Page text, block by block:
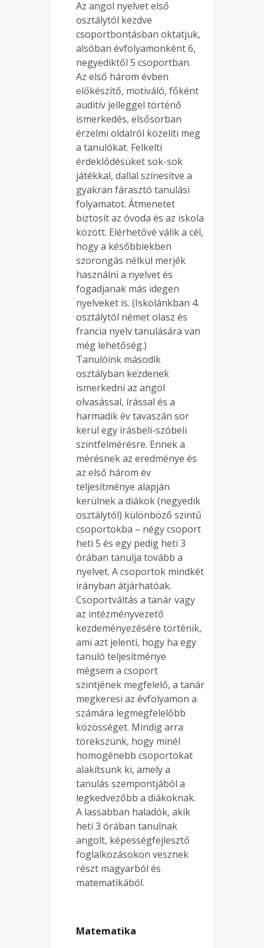
Az angol nyelvet első
osztálytól kezdve
csoportbontásban oktatjuk,
alsóban évfolyamonként 6,
negyediktől 5 csoportban.
Az első három évben
előkészítő, motiváló, főként
auditív jelleggel történő
ismerkedés, elsősorban
érzelmi oldalról közelíti meg
a tanulókat. Felkelti
érdeklődésüket sok-sok
játékkal, dallal színesítve a
gyakran fárasztó tanulási
folyamatot. Átmenetet
biztosít az óvoda és az iskola
között. Elérhetővé válik a cél,
hogy a későbbiekben
szorongás nélkül merjék
használni a nyelvet és
fogadjanak más idegen
nyelveket is. (Iskolánkban 4.
osztálytól német olasz és
francia nyelv tanulására van
még lehetőség.)
Tanulóink második
osztályban kezdenek
ismerkedni az angol
olvasással, írással és a
harmadik év tavaszán sor
kerül egy írásbeli-szóbeli
szintfelmérésre. Ennek a
mérésnek az eredménye és
az első három év
teljesítménye alapján
kerülnek a diákok (negyedik
osztálytól) különböző szintű
csoportokba – négy csoport
heti 5 és egy pedig heti 3
órában tanulja tovább a
nyelvet. A csoportok mindkét
irányban átjárhatóak.
Csoportváltás a tanár vagy
az intézményvezető
kezdeményezésére történik,
ami azt jelenti, hogy ha egy
tanuló teljesítménye
mégsem a csoport
szintjének megfelelő, a tanár
megkeresi az évfolyamon a
számára legmegfelelőbb
közösséget. Mindig arra
törekszünk, hogy minél
homogénebb csoportokat
alakítsunk ki, amely a
tanulás szempontjából a
legkedvezőbb a diákoknak.
A lassabban haladók, akik
heti 3 órában tanulnak
angolt, képességfejlesztő
foglalkozásokon vesznek
részt magyarból és
matematikából.
Matematika